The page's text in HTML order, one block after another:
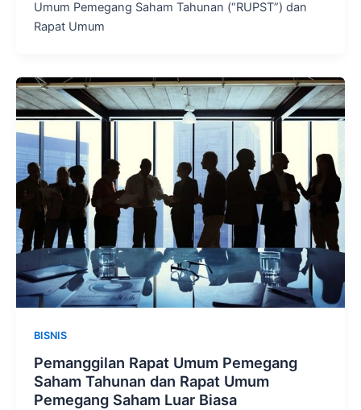
Umum Pemegang Saham Tahunan (“RUPST”) dan
Rapat Umum
BISNIS
Pemanggilan Rapat Umum Pemegang
Saham Tahunan dan Rapat Umum
Pemegang Saham Luar Biasa